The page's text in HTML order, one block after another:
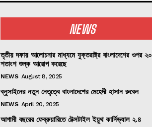
NEWS
তৃতীয় দফায় আলোচনার মাধ্যমে যুক্তরাষ্ট্র বাংলাদেশের ওপর ২০
শতাংশ শুল্ক আরোপ করেছে
NEWS August 8, 2025
ব্লুসাইনের নতুন নেতৃত্বে বাংলাদেশের মেহেদী হাসান রুবেল
NEWS April 20, 2025
আগামী বছরের ফেব্রুয়ারিতে টেক্সটাইল ইয়ুথ কার্নিভ্যাল ২.৪